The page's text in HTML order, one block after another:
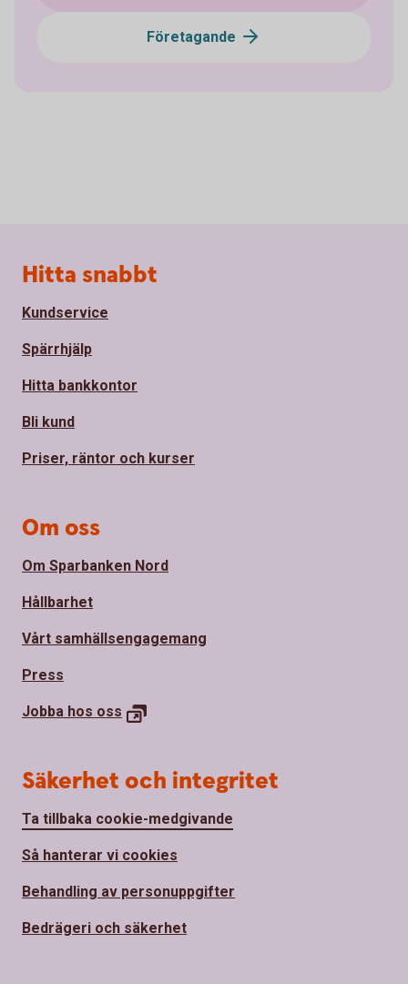
Företagande
Sidfot
Hitta snabbt
Kundservice
Spärrhjälp
Hitta bankkontor
Bli kund
Priser, räntor och kurser
Om oss
Om Sparbanken Nord
Hållbarhet
Vårt samhällsengagemang
Press
Jobba hos oss
Säkerhet och integritet
Ta tillbaka cookie-medgivande
Så hanterar vi cookies
Behandling av personuppgifter
Bedrägeri och säkerhet